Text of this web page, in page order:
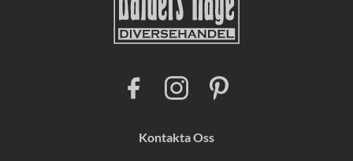
Kontakta Oss
b
o
I
n
g